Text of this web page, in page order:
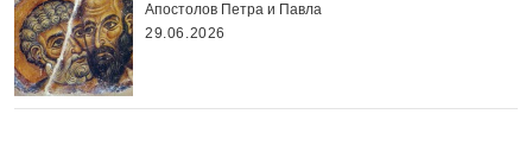
Апостолов Петра и Павла
29.06.2026